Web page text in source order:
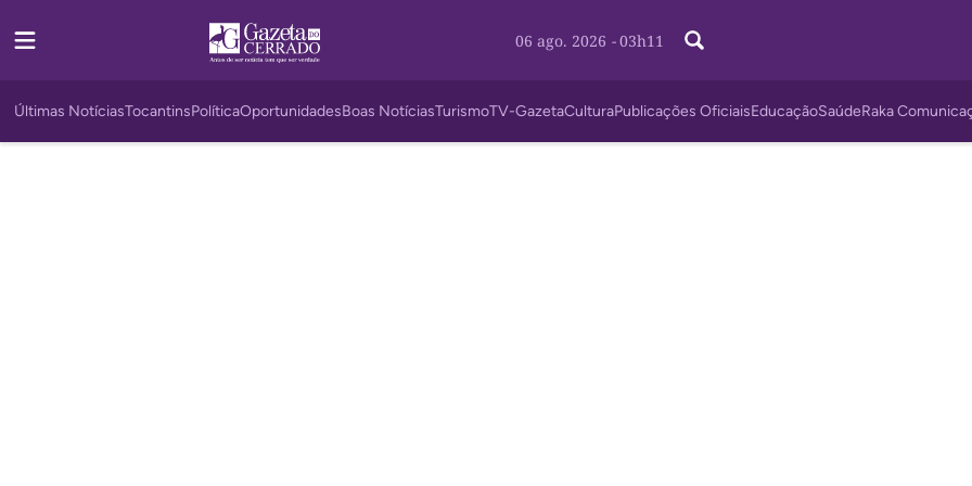
06 ago. 2026 - 03h11
Últimas NotíciasTocantinsPolíticaOportunidadesBoas NotíciasTurismoTV-GazetaCulturaPublicações OficiaisEducaçãoSaúdeRaka